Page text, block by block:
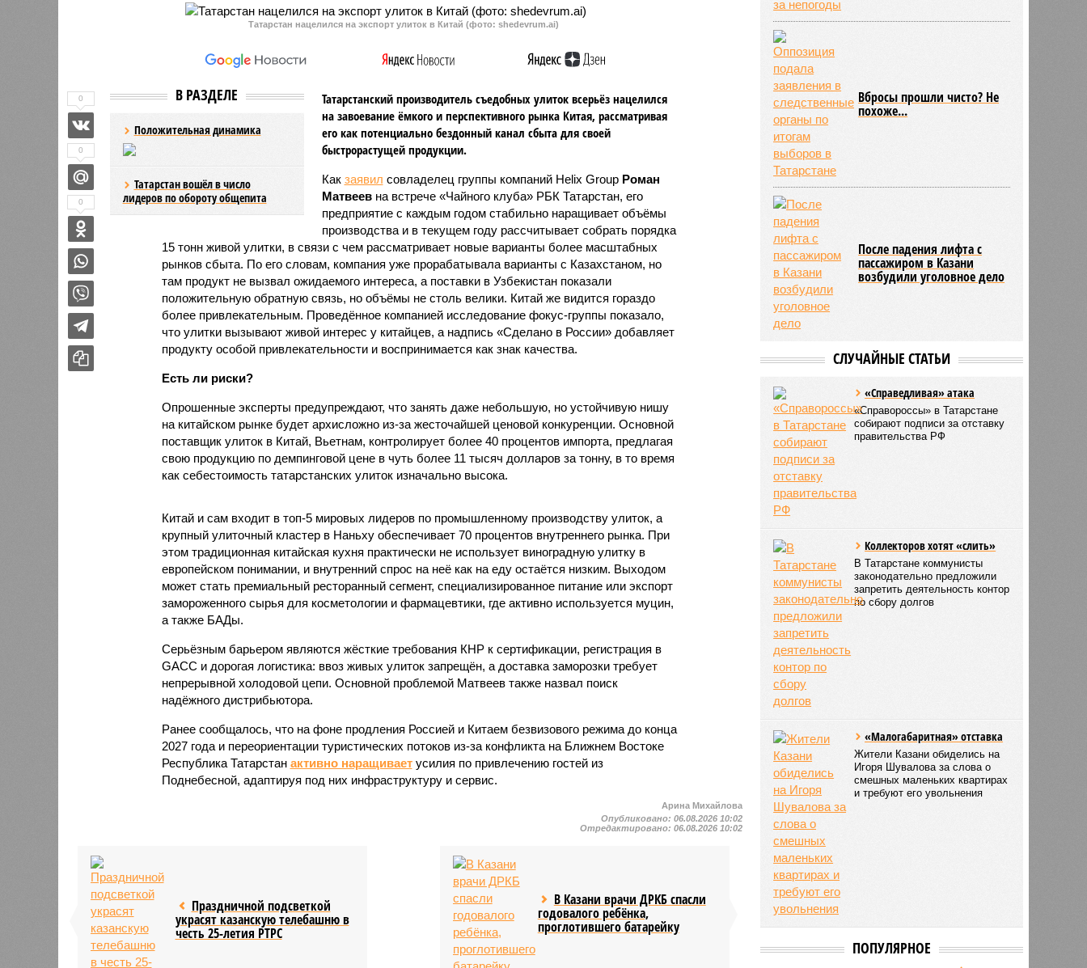
Татарстан нацелился на экспорт улиток в Китай (фото: shedevrum.ai)
В РАЗДЕЛЕ
Положительная динамика
Татарстан вошёл в число
лидеров по обороту общепита
Татарстанский производитель съедобных улиток всерьёз нацелился
на завоевание ёмкого и перспективного рынка Китая, рассматривая
его как потенциально бездонный канал сбыта для своей
быстрорастущей продукции.
Как заявил совладелец группы компаний Helix Group Роман
Матвеевна встрече «Чайного клуба» РБК Татарстан, его
предприятие с каждым годом стабильно наращивает объёмы
производства и в текущем году рассчитывает собрать порядка
15 тонн живой улитки, в связи с чем рассматривает новые варианты более масштабных
рынков сбыта. По его словам, компания уже прорабатывала варианты с Казахстаном, но
там продукт не вызвал ожидаемого интереса, а поставки в Узбекистан показали
положительную обратную связь, но объёмы не столь велики. Китай же видится гораздо
более привлекательным. Проведённое компанией исследование фокус-группы показало,
что улитки вызывают живой интерес у китайцев, а надпись «Сделано в России» добавляет
продукту особой привлекательности и воспринимается как знак качества.
Есть ли риски?
Опрошенные эксперты предупреждают, что занять даже небольшую, но устойчивую нишу
на китайском рынке будет архисложно из-за жесточайшей ценовой конкуренции. Основной
поставщик улиток в Китай, Вьетнам, контролирует более 40 процентов импорта, предлагая
свою продукцию по демпинговой цене в чуть более 11 тысяч долларов за тонну, в то время
как себестоимость татарстанских улиток изначально высока.
Китай и сам входит в топ-5 мировых лидеров по промышленному производству улиток, а
крупный улиточный кластер в Наньху обеспечивает 70 процентов внутреннего рынка. При
этом традиционная китайская кухня практически не использует виноградную улитку в
европейском понимании, и внутренний спрос на неё как на еду остаётся низким. Выходом
может стать премиальный ресторанный сегмент, специализированное питание или экспорт
замороженного сырья для косметологии и фармацевтики, где активно используется муцин,
а также БАДы.
Серьёзным барьером являются жёсткие требования КНР к сертификации, регистрация в
GACC и дорогая логистика: ввоз живых улиток запрещён, а доставка заморозки требует
непрерывной холодовой цепи. Основной проблемой Матвеев также назвал поиск
надёжного дистрибьютора.
Ранее сообщалось, что на фоне продления Россией и Китаем безвизового режима до конца
2027 года и переориентации туристических потоков из-за конфликта на Ближнем Востоке
Республика Татарстан активно наращиваетусилия по привлечению гостей из
Поднебесной, адаптируя под них инфраструктуру и сервис.
0
0
0
Арина Михайлова
Опубликовано:06.08.2026 10:02
Отредактировано:06.08.2026 10:02
Праздничной подсветкой
украсят казанскую телебашню в
честь 25-летия РТРС
В Казани врачи ДРКБ спасли
годовалого ребёнка,
проглотившего батарейку
Вбросы прошли чисто? Не
похоже...
После падения лифта с
пассажиром в Казани
возбудили уголовное дело
СЛУЧАЙНЫЕ СТАТЬИ
«Справедливая» атака
«Справороссы» в Татарстане
собирают подписи за отставку
правительства РФ
Коллекторов хотят «слить»
В Татарстане коммунисты
законодательно предложили
запретить деятельность контор
по сбору долгов
«Малогабаритная» отставка
Жители Казани обиделись на
Игоря Шувалова за слова о
смешных маленьких квартирах
и требуют его увольнения
ПОПУЛЯРНОЕ